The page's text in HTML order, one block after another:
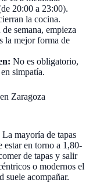
20:00 a 23:00).
la cocina.
semana, empieza
la mejor forma de
No es obligatorio,
simpatía.
Zaragoza
La mayoría de tapas
estar en torno a 1,80-
de tapas y salir
o modernos el
suele acompañar.